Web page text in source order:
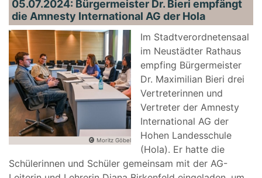
05.07.2024: Bürgermeister Dr. Bieri empfängt
die Amnesty International AG der Hola
Moritz Göbel
Im Stadtverordnetensaal
im Neustädter Rathaus
empfing Bürgermeister
Dr. Maximilian Bieri drei
Vertreterinnen und
Vertreter der Amnesty
International AG der
Hohen Landesschule
(Hola). Er hatte die
Schülerinnen und Schüler gemeinsam mit der AG-